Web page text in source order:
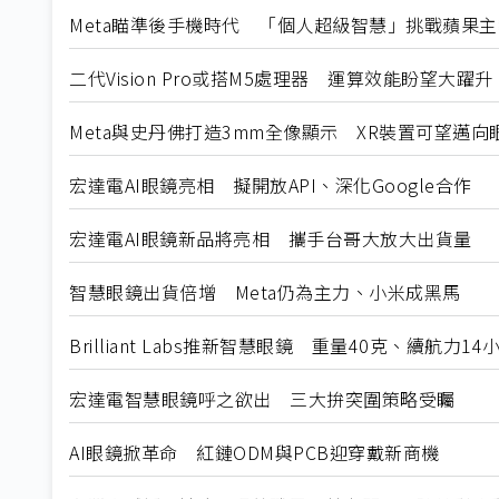
Meta瞄準後手機時代 「個人超級智慧」挑戰蘋果
二代Vision Pro或搭M5處理器 運算效能盼望大躍升
Meta與史丹佛打造3mm全像顯示 XR裝置可望邁向
宏達電AI眼鏡亮相 擬開放API、深化Google合作
宏達電AI眼鏡新品將亮相 攜手台哥大放大出貨量
智慧眼鏡出貨倍增 Meta仍為主力、小米成黑馬
Brilliant Labs推新智慧眼鏡 重量40克、續航力14
宏達電智慧眼鏡呼之欲出 三大拚突圍策略受矚
AI眼鏡掀革命 紅鏈ODM與PCB迎穿戴新商機